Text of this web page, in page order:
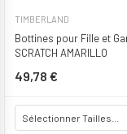
TIMBERLAND
Bottines pour Fille et
SCRATCH AMARILLO
49,78 €